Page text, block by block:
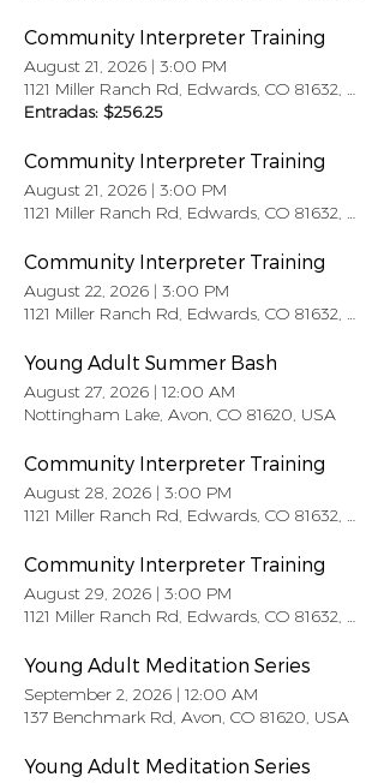
Community Interpreter Training
August 21, 2026 | 3:00 PM
1121 Miller Ranch Rd, Edwards, CO 81632, USA
Entradas: $256.25
Community Interpreter Training
August 21, 2026 | 3:00 PM
1121 Miller Ranch Rd, Edwards, CO 81632, USA
Community Interpreter Training
August 22, 2026 | 3:00 PM
1121 Miller Ranch Rd, Edwards, CO 81632, USA
Young Adult Summer Bash
August 27, 2026 | 12:00 AM
Nottingham Lake, Avon, CO 81620, USA
Community Interpreter Training
August 28, 2026 | 3:00 PM
1121 Miller Ranch Rd, Edwards, CO 81632, USA
Community Interpreter Training
August 29, 2026 | 3:00 PM
1121 Miller Ranch Rd, Edwards, CO 81632, USA
Young Adult Meditation Series
September 2, 2026 | 12:00 AM
137 Benchmark Rd, Avon, CO 81620, USA
Young Adult Meditation Series